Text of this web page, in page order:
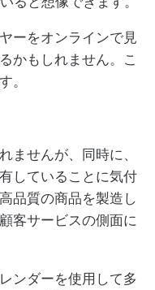
ーをオンラインで見
かもしれません。こ
。
ませんが、同時に、
していることに気付
品質の商品を製造し
客サービスの側面に
ンダーを使用して多